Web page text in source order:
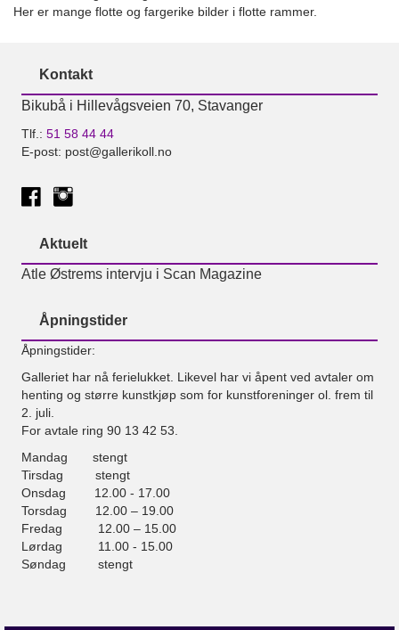
Her er mange flotte og fargerike bilder i flotte rammer.
Kontakt
Bikubå i Hillevågsveien 70, Stavanger
Tlf.: 51 58 44 44
E-post: post@gallerikoll.no
Aktuelt
Atle Østrems intervju i Scan Magazine
Åpningstider
Åpningstider:
Galleriet har nå ferielukket. Likevel har vi åpent ved avtaler om
henting og større kunstkjøp som for kunstforeninger ol. frem til
2. juli.
For avtale ring 90 13 42 53.
Mandag stengt
Tirsdag stengt
Onsdag 12.00 - 17.00
Torsdag 12.00 – 19.00
Fredag 12.00 – 15.00
Lørdag 11.00 - 15.00
Søndag stengt